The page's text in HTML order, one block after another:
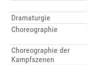
Dramaturgie
Choreographie
Choreographie der
Kampfszenen